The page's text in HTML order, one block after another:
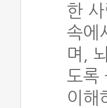
한
속에
며,
도록
이해